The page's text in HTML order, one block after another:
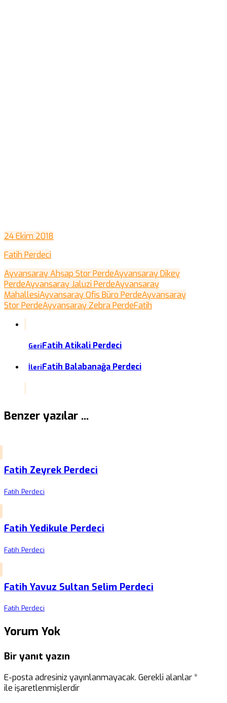
24 Ekim 2018
Fatih Perdeci
Ayvansaray Ahşap Stor PerdeAyvansaray Dikey
PerdeAyvansaray Jaluzi PerdeAyvansaray
MahallesiAyvansaray Ofis Büro PerdeAyvansaray
Stor PerdeAyvansaray Zebra PerdeFatih
GeriFatih Atikali Perdeci
İleriFatih Balabanağa Perdeci
Benzer yazılar ...
Fatih Zeyrek Perdeci
Fatih Perdeci
Fatih Yedikule Perdeci
Fatih Perdeci
Fatih Yavuz Sultan Selim Perdeci
Fatih Perdeci
Yorum Yok
Bir yanıt yazın
E-posta adresiniz yayınlanmayacak. Gerekli alanlar*
ile işaretlenmişlerdir